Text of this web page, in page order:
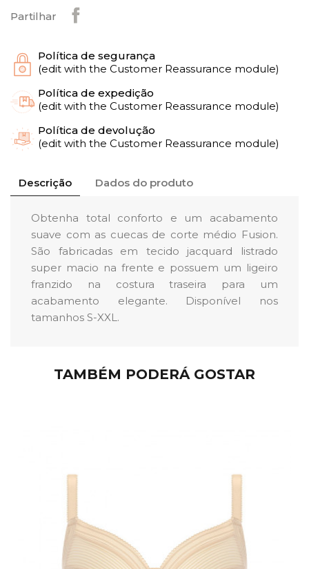
Partilhar
Política de segurança
(edit with the Customer Reassurance module)
Política de expedição
(edit with the Customer Reassurance module)
Política de devolução
(edit with the Customer Reassurance module)
Descrição Dados do produto
Obtenha total conforto e um acabamento
suave com as cuecas de corte médio Fusion.
São fabricadas em tecido jacquard listrado
super macio na frente e possuem um ligeiro
franzido na costura traseira para um
acabamento elegante. Disponível nos
tamanhos S-XXL.
TAMBÉM PODERÁ GOSTAR